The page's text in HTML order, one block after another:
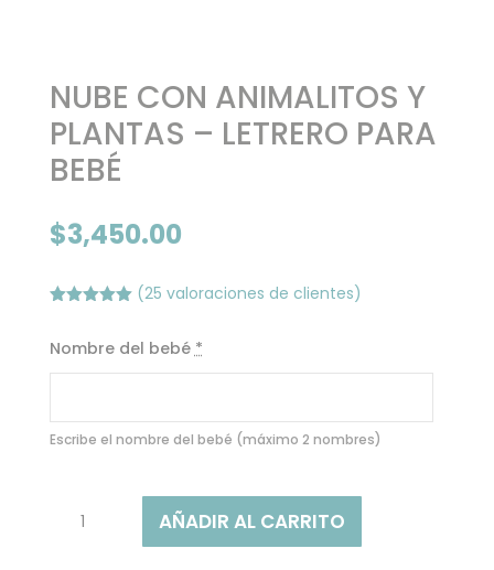
NUBE CON ANIMALITOS Y
PLANTAS – LETRERO PARA
BEBÉ
$3,450.00
5 en base
valoracione
(25 valoraciones de clientes)
Nombre del bebé *
Escribe el nombre del bebé (máximo 2 nombres)
CON
AÑADIR AL CARRITO